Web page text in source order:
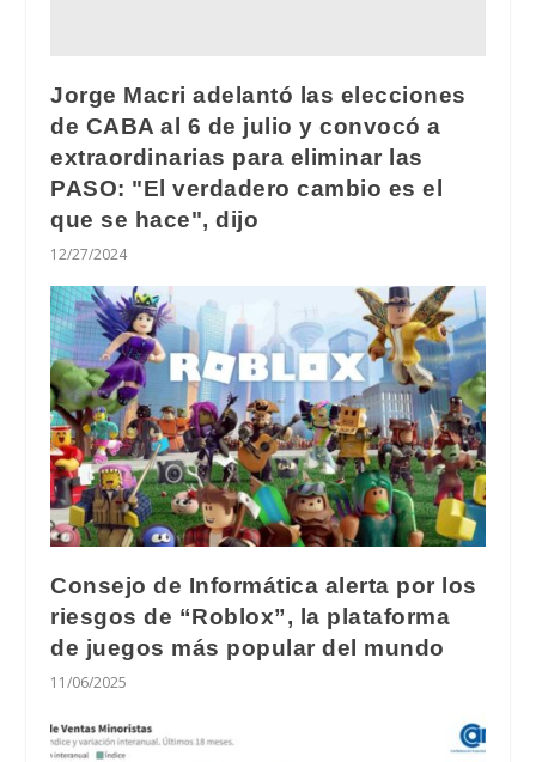
Jorge Macri adelantó las elecciones
de CABA al 6 de julio y convocó a
extraordinarias para eliminar las
PASO: "El verdadero cambio es el
que se hace", dijo
12/27/2024
Consejo de Informática alerta por los
riesgos de “Roblox”, la plataforma
de juegos más popular del mundo
11/06/2025